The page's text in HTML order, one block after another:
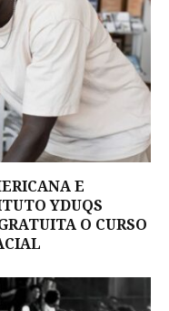
E
YDUQS
O CURSO